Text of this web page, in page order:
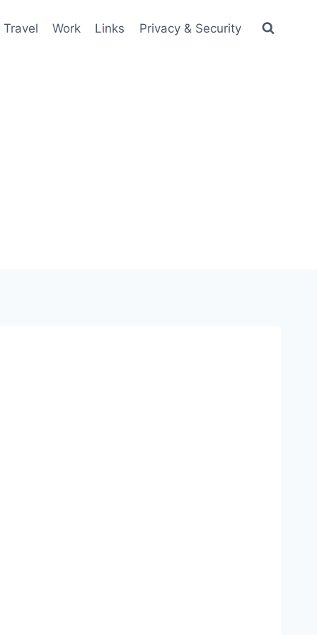
Travel Work Links Privacy & Security